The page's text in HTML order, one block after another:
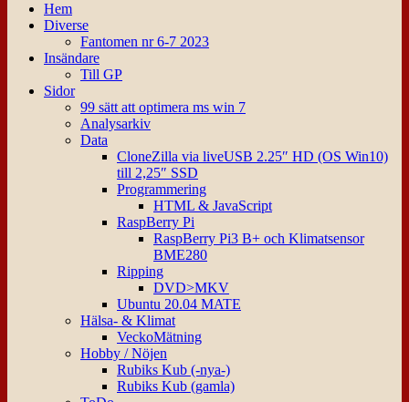
Hem
Diverse
Fantomen nr 6-7 2023
Insändare
Till GP
Sidor
99 sätt att optimera ms win 7
Analysarkiv
Data
CloneZilla via liveUSB 2.25″ HD (OS Win10)
till 2,25″ SSD
Programmering
HTML & JavaScript
RaspBerry Pi
RaspBerry Pi3 B+ och Klimatsensor
BME280
Ripping
DVD>MKV
Ubuntu 20.04 MATE
Hälsa- & Klimat
VeckoMätning
Hobby / Nöjen
Rubiks Kub (-nya-)
Rubiks Kub (gamla)